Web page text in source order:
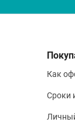
Как
Сроки